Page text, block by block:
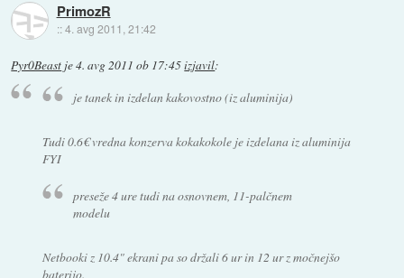
PrimozR
::4. avg 2011, 21:42
Pyr0Beast je4. avg 2011 ob 17:45izjavil:
je tanek in izdelan kakovostno (iz aluminija)
Tudi 0.6€ vredna konzerva kokakokole je izdelana iz aluminija
FYI
preseže 4 ure tudi na osnovnem, 11-palčnem
modelu
Netbooki z 10.4" ekrani pa so držali 6 ur in 12 ur z močnejšo
baterijo.